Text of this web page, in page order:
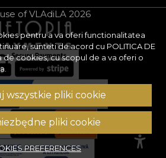
pentru a va oferi functionalitatea
sunteti de acord cu POLITICA DE
de cookies, cu scopul de a va oferi o
wszystkie pliki cookie
pliki cookie
PREFERENCES
of VLAdiLA 2026